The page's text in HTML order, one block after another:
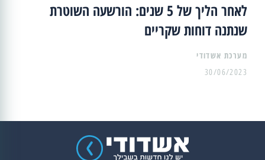
לאחר הליך של 5 שנים: הורשעה השוטרת
שנתנה דוחות שקריים
מערכת אשדודי
30/06/2023